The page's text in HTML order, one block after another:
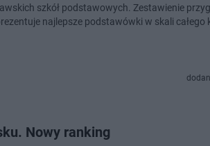
szkół podstawowych. Zestawienie
najlepsze podstawówki w skali całego
Nowy ranking